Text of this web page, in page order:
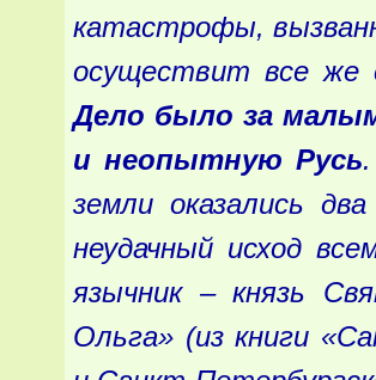
катастрофы,
осуществит все же
Дело было за
и неопытную Русь
земли оказались два
неудачный исход
язычник– князь
Ольга» (изкниги